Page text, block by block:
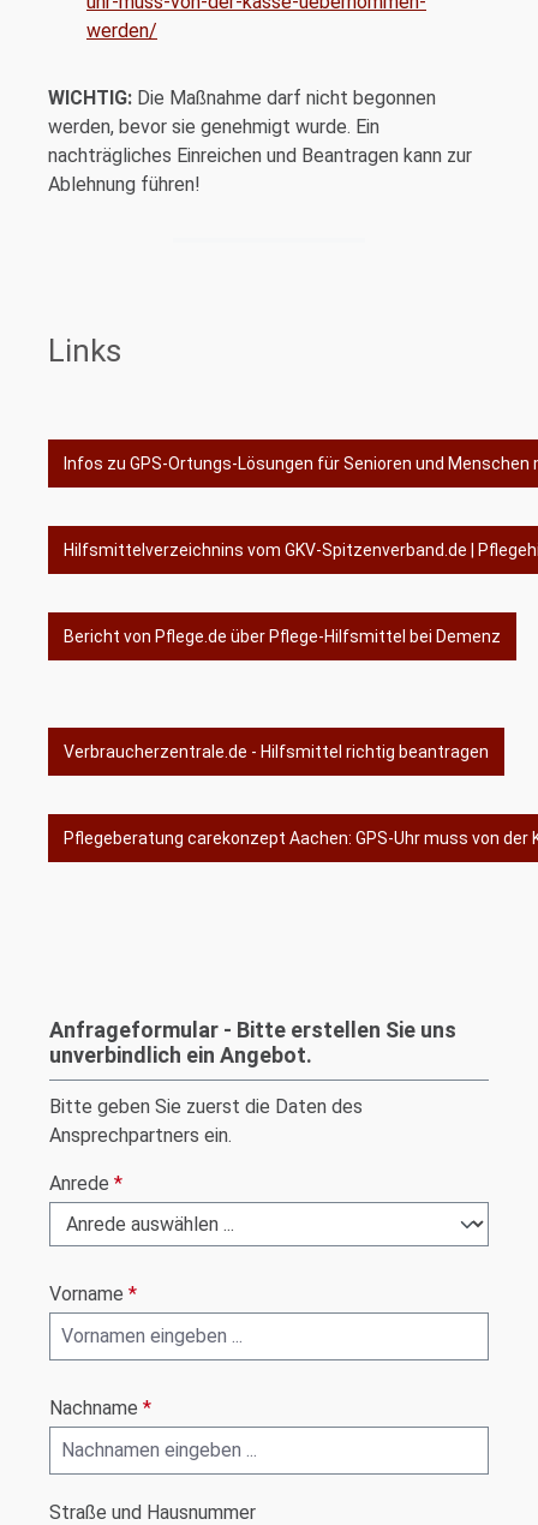
werden/
WICHTIG: Die Maßnahme darf nicht begonnen
werden, bevor sie genehmigt wurde. Ein
nachträgliches Einreichen und Beantragen kann zur
Ablehnung führen!
Links
Infos zu GPS-Ortungs-Lösungen für Senioren und
Hilfsmittelverzeichnins vom GKV-Spitzenverband.de |
Bericht von Pflege.de über Pflege-Hilfsmittel bei Demenz
Verbraucherzentrale.de - Hilfsmittel richtig beantragen
Pflegeberatung carekonzept Aachen: GPS-Uhr muss von
Anfrageformular - Bitte erstellen Sie uns
unverbindlich ein Angebot.
Bitte geben Sie zuerst die Daten des
Ansprechpartners ein.
Anrede *
Vorname *
Nachname *
Straße und Hausnummer